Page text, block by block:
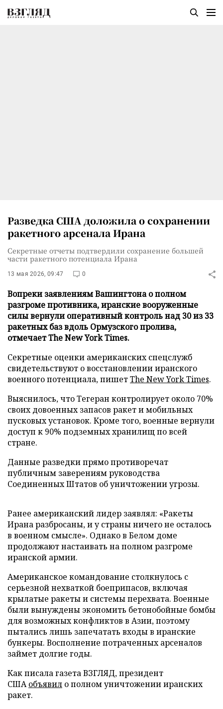
Разведка США доложила о сохранении
ракетного арсенала Ирана
Секретные отчеты подтвердили сохранение большей
части ракетного потенциала Ирана
13 мая 2026, 09:47 0
Вопреки заявлениям Вашингтона о полном
разгроме противника, иранские вооруженные
силы вернули оперативный контроль над 30 из 33
ракетных баз вдоль Ормузского пролива,
отмечает The New York Times.
Секретные оценки американских спецслужб
свидетельствуют о восстановлении иранского
военного потенциала, пишетThe New York Times.
Выяснилось, что Тегеран контролирует около 70%
своих довоенных запасов ракет и мобильных
пусковых установок. Кроме того, военные вернули
доступ к 90% подземных хранилищ по всей
стране.
Данные разведки прямо противоречат
публичным заверениям руководства
Соединенных Штатов об уничтожении угрозы.
Ранее американский лидер заявлял: «Ракеты
Ирана разбросаны, и у страны ничего не осталось
в военном смысле». Однако в Белом доме
продолжают настаивать на полном разгроме
иранской армии.
Американское командование столкнулось с
серьезной нехваткой боеприпасов, включая
крылатые ракеты и системы перехвата. Военные
были вынуждены экономить бетонобойные бомбы
для возможных конфликтов в Азии, поэтому
пытались лишь запечатать входы в иранские
бункеры. Восполнение потраченных арсеналов
займет долгие годы.
Как писала газета ВЗГЛЯД, президент
СШАобъявил о полном уничтожении иранских
ракет.